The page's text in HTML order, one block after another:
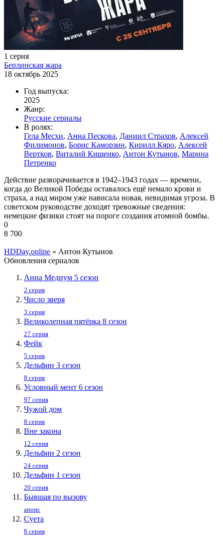
1 серия
Берлинская жара
18 октябрь 2025
Год выпуска:
2025
Жанр:
Русские сериалы
В ролях:
Гела Месхи, Анна Пескова, Даниил Страхов, Алексей
Филимонов, Борис Каморзин, Кирилл Кяро, Алексей
Вертков, Виталий Кищенко, Антон Кутынов, Марина
Петренко
Действие разворачивается в 1942–1943 годах — времени,
когда до Великой Победы оставалось ещё немало крови и
страха, а над миром уже нависала новая, невидимая угроза. В
советском руководстве доходят тревожные сведения:
немецкие физики стоят на пороге создания атомной бомбы.
0
8 700
HDDay.online » Антон Кутынов
Обновления сериалов
Анна Медиум 5 сезон
2 серия
Число зверя
3 серия
Великолепная пятёрка 8 сезон
27 серия
Фейк
5 серия
Дельфин 3 сезон
8 серия
Условный мент 6 сезон
97 серия
Чужой дом
8 серия
Вне закона
12 серия
Дельфин 2 сезон
24 серия
Дельфин 1 сезон
20 серия
Бывшая по вызову
анонс
Суета
8 серия